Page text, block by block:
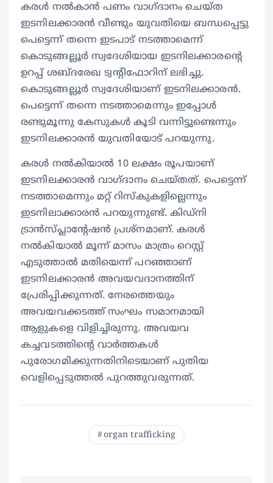
കരൾ നൽകാൻ പണം വാഗ്ദാനം ചെയ്ത
ഇടനിലക്കാരൻ വീണ്ടും യുവതിയെ ബന്ധപ്പെട്ടു
പെട്ടെന്ന് തന്നെ ഇടപാട് നടത്താമെന്ന്
കൊടുങ്ങല്ലൂർ സ്വദേശിയായ ഇടനിലക്കാരന്റെ
ഉറപ്പ് ശബ്ദരേഖ ട്വന്റിഫോറിന് ലഭിച്ചു.
കൊടുങ്ങല്ലൂർ സ്വദേശിയാണ് ഇടനിലക്കാരൻ.
പെട്ടെന്ന് തന്നെ നടത്താമെന്നും ഇപ്പോൾ
രണ്ടുമൂന്നു കേസുകൾ കൂടി വന്നിട്ടുണ്ടെന്നും
ഇടനിലക്കാരൻ യുവതിയോട് പറയുന്നു.
കരൾ നൽകിയാൽ 10 ലക്ഷം രൂപയാണ്
ഇടനിലക്കാരൻ വാഗ്ദാനം ചെയ്തത്. പെട്ടെന്ന്
നടത്താമെന്നും മറ്റ് റിസ്‌കുകളില്ലെന്നും
ഇടനിലാക്കാരൻ പറയുന്നുണ്ട്. കിഡ്നി
ട്രാൻസ്പ്ലാന്റേഷൻ പ്രശ്നമാണ്. കരൾ
നൽകിയാൽ മൂന്ന് മാസം മാത്രം റെസ്റ്റ്
എടുത്താൽ മതിയെന്ന് പറഞ്ഞാണ്
ഇടനിലക്കാരൻ അവയവദാനത്തിന്
പ്രേരിപ്പിക്കുന്നത്. നേരത്തെയും
അവയവക്കടത്ത് സംഘം സമാനമായി
ആളുകളെ വിളിച്ചിരുന്നു. അവയവ
കച്ചവടത്തിന്റെ വാർത്തകൾ
പുരോഗമിക്കുന്നതിനിടെയാണ് പുതിയ
വെളിപ്പെടുത്തൽ പുറത്തുവരുന്നത്.
organ trafficking